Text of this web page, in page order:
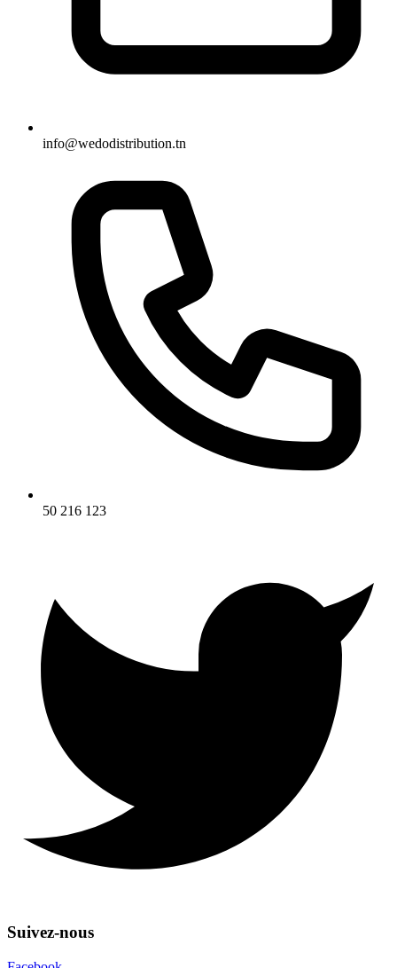
info@wedodistribution.tn
50 216 123
Suivez-nous